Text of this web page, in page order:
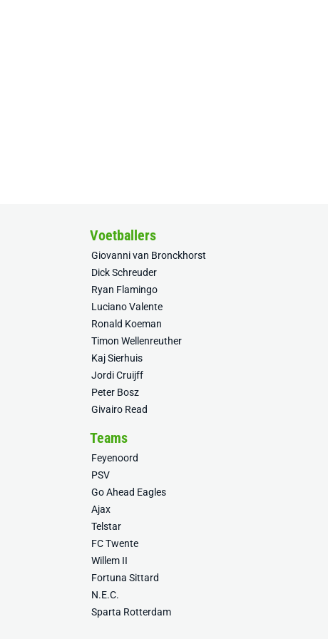
Voetballers
Giovanni van Bronckhorst
Dick Schreuder
Ryan Flamingo
Luciano Valente
Ronald Koeman
Timon Wellenreuther
Kaj Sierhuis
Jordi Cruijff
Peter Bosz
Givairo Read
Teams
Feyenoord
PSV
Go Ahead Eagles
Ajax
Telstar
FC Twente
Willem II
Fortuna Sittard
N.E.C.
Sparta Rotterdam